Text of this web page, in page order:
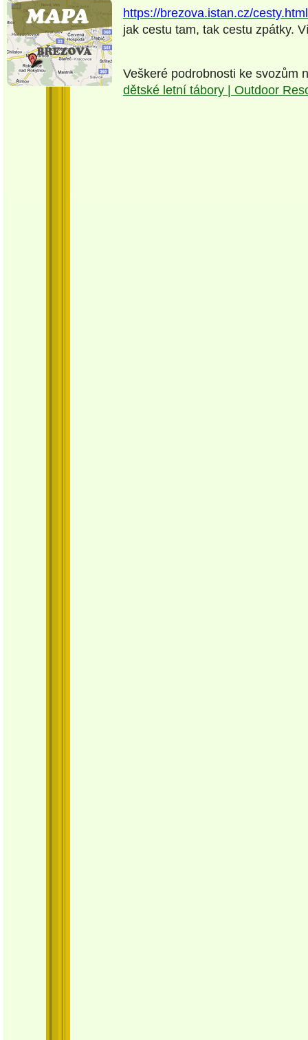
https://brezova.istan.cz/cesty.html
jak cestu tam, tak cestu zpátky.
Veškeré podrobnosti ke svozům
dětské letní tábory | Outdoor